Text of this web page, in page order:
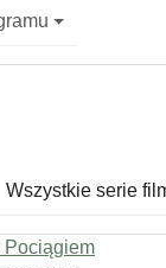
Wszystkie serie